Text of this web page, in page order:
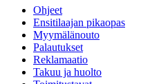
Ohjeet
Ensitilaajan pikaopas
Myymälänouto
Palautukset
Reklamaatio
Takuu ja huolto